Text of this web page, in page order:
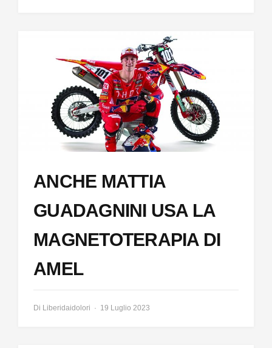
ANCHE MATTIA
GUADAGNINI USA LA
MAGNETOTERAPIA DI
AMEL
Di Liberidaidolori 19 Luglio 2023